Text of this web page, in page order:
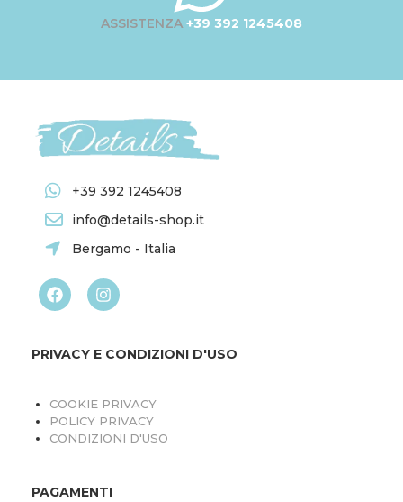
ASSISTENZA +39 392 1245408
+39 392 1245408
info@details-shop.it
Bergamo - Italia
PRIVACY E CONDIZIONI D'USO
COOKIE PRIVACY
POLICY PRIVACY
CONDIZIONI D'USO
PAGAMENTI